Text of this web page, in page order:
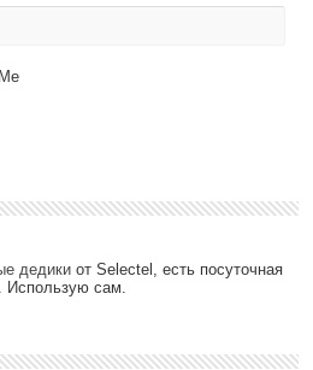
дедики от Selectel, есть посуточная
Использую сам.